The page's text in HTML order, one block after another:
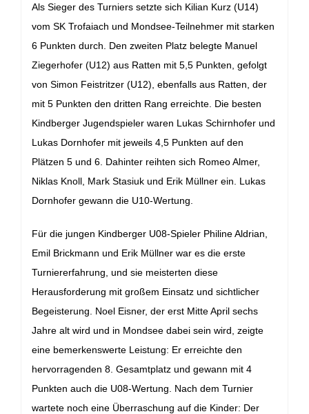
Als Sieger des Turniers setzte sich Kilian Kurz (U14)
vom SK Trofaiach und Mondsee-Teilnehmer mit starken
6 Punkten durch. Den zweiten Platz belegte Manuel
Ziegerhofer (U12) aus Ratten mit 5,5 Punkten, gefolgt
von Simon Feistritzer (U12), ebenfalls aus Ratten, der
mit 5 Punkten den dritten Rang erreichte. Die besten
Kindberger Jugendspieler waren Lukas Schirnhofer und
Lukas Dornhofer mit jeweils 4,5 Punkten auf den
Plätzen 5 und 6. Dahinter reihten sich Romeo Almer,
Niklas Knoll, Mark Stasiuk und Erik Müllner ein. Lukas
Dornhofer gewann die U10-Wertung.
Für die jungen Kindberger U08-Spieler Philine Aldrian,
Emil Brickmann und Erik Müllner war es die erste
Turniererfahrung, und sie meisterten diese
Herausforderung mit großem Einsatz und sichtlicher
Begeisterung. Noel Eisner, der erst Mitte April sechs
Jahre alt wird und in Mondsee dabei sein wird, zeigte
eine bemerkenswerte Leistung: Er erreichte den
hervorragenden 8. Gesamtplatz und gewann mit 4
Punkten auch die U08-Wertung. Nach dem Turnier
wartete noch eine Überraschung auf die Kinder: Der